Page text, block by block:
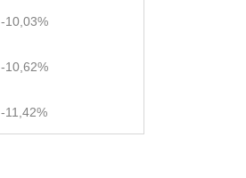
-10,03%
-10,62%
-11,42%